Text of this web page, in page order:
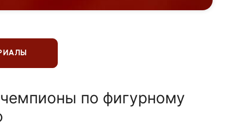
по фигурному